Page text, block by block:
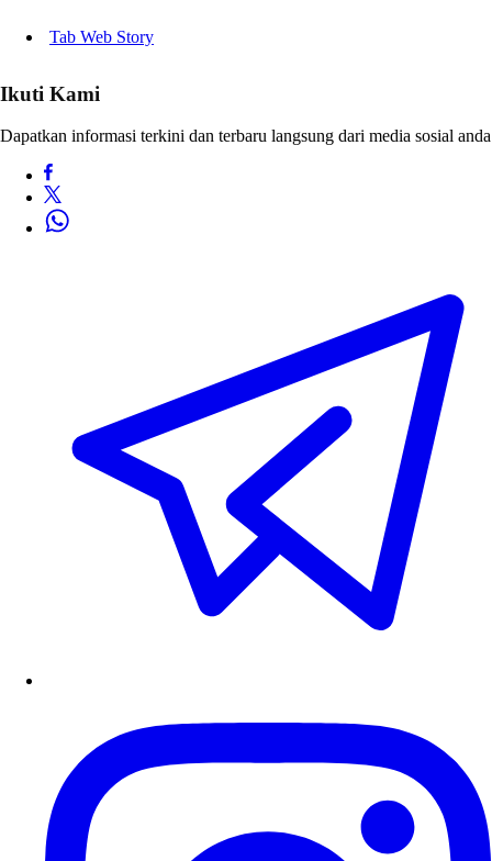
Tab Web Story
Ikuti Kami
Dapatkan informasi terkini dan terbaru langsung dari media sosial anda